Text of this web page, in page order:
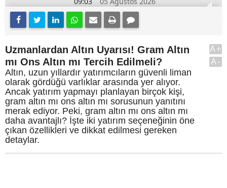
Uzmanlardan Altın Uyarısı! Gram Altın
mı Ons Altın mı Tercih Edilmeli?
Altın, uzun yıllardır yatırımcıların güvenli liman
olarak gördüğü varlıklar arasında yer alıyor.
Ancak yatırım yapmayı planlayan birçok kişi,
gram altın mı ons altın mı sorusunun yanıtını
merak ediyor. Peki, gram altın mı ons altın mı
daha avantajlı? İşte iki yatırım seçeneğinin öne
çıkan özellikleri ve dikkat edilmesi gereken
detaylar.
A+
A-